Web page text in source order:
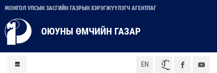
МОНГОЛ УЛСЫН ЗАСГИЙН ГАЗРЫН ХЭРЭГЖҮҮЛЭГЧ АГЕНТЛАГ
ОЮУНЫ ӨМЧИЙН ГАЗАР
EN ᠮᠣᠨ